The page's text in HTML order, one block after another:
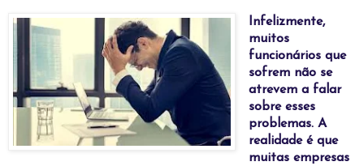
Infelizmente,
muitos
funcionários que
sofrem não se
atrevem a falar
sobre esses
problemas. A
realidade é que
muitas empresas